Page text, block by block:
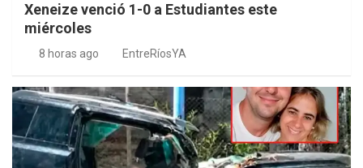
Xeneize venció 1-0 a Estudiantes este
miércoles
8 horas ago EntreRíosYA